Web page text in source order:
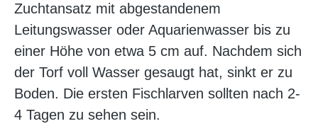
Zuchtansatz mit abgestandenem
Leitungswasser oder Aquarienwasser bis zu
einer Höhe von etwa 5 cm auf. Nachdem sich
der Torf voll Wasser gesaugt hat, sinkt er zu
Boden. Die ersten Fischlarven sollten nach 2-
4 Tagen zu sehen sein.